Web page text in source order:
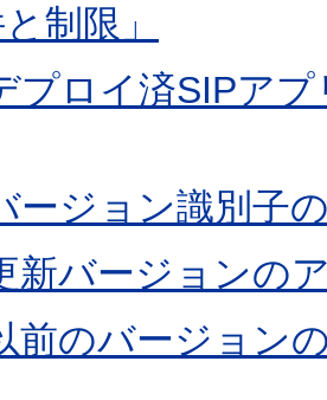
制限」
プロイ済SIPア
ージョン識別子
新バージョンの
前のバージョン